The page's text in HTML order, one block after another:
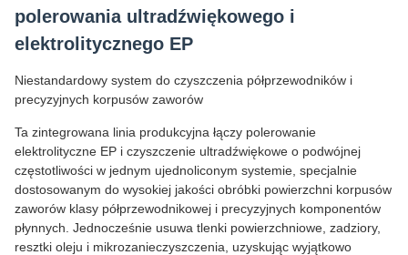
polerowania ultradźwiękowego i
elektrolitycznego EP
Niestandardowy system do czyszczenia półprzewodników i
precyzyjnych korpusów zaworów
Ta zintegrowana linia produkcyjna łączy polerowanie
elektrolityczne EP i czyszczenie ultradźwiękowe o podwójnej
częstotliwości w jednym ujednoliconym systemie, specjalnie
dostosowanym do wysokiej jakości obróbki powierzchni korpusów
zaworów klasy półprzewodnikowej i precyzyjnych komponentów
płynnych. Jednocześnie usuwa tlenki powierzchniowe, zadziory,
resztki oleju i mikrozanieczyszczenia, uzyskując wyjątkowo